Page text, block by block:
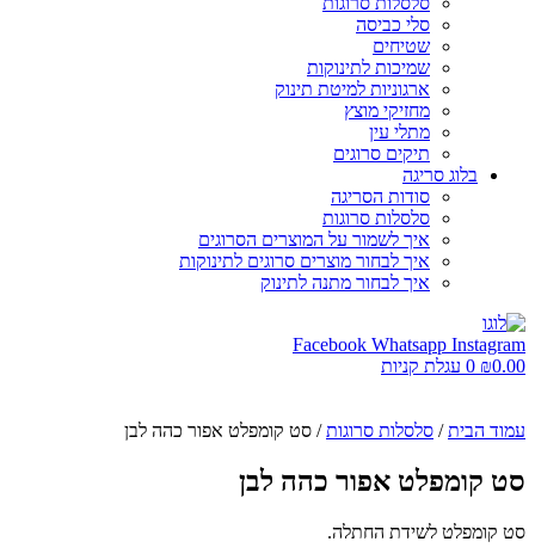
סלי כביסה
שטיחים
שמיכות לתינוקות
ארגוניות למיטת תינוק
מחזיקי מוצץ
מתלי עין
תיקים סרוגים
בלוג סריגה
סודות הסריגה
סלסלות סרוגות
איך לשמור על המוצרים הסרוגים
איך לבחור מוצרים סרוגים לתינוקות
איך לבחור מתנה לתינוק
Facebook Whatsapp Instagram
₪0.00
0 עגלת קניות
עמוד הבית/ סלסלות סרוגות/ סט קומפלט אפור כהה לבן
סט קומפלט אפור כהה לבן
סט קומפלט לשידת החתלה.